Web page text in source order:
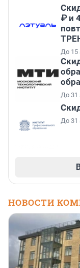
₽ и
До 15
До 31
До 31
НОВОСТИ